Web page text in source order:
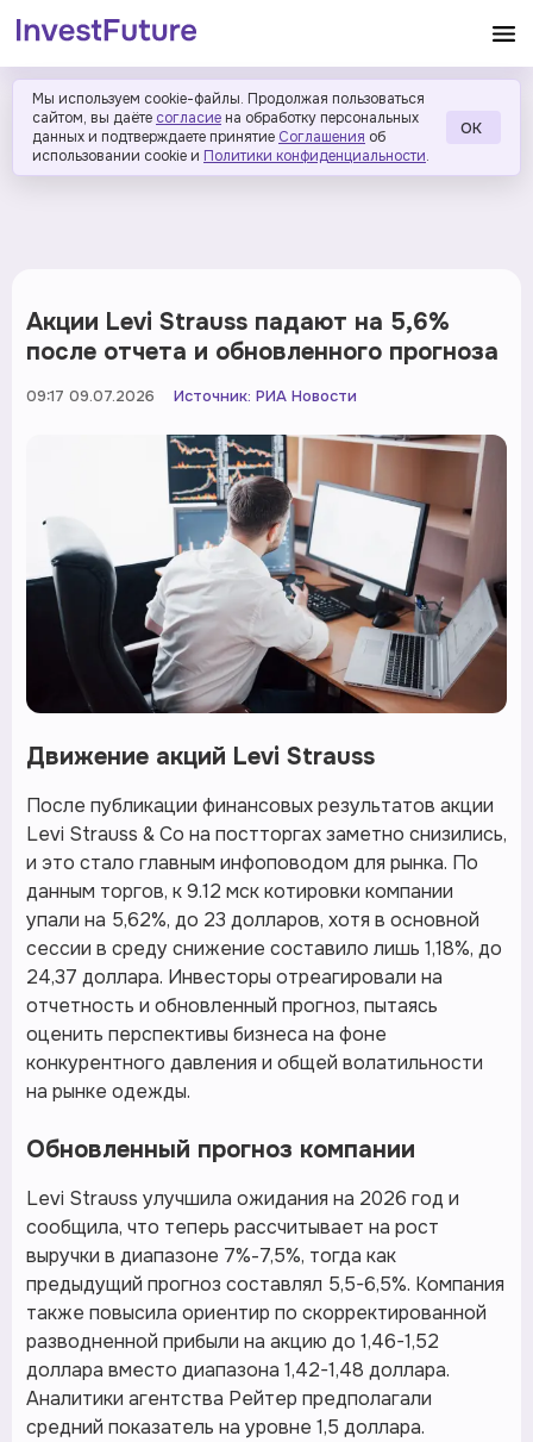
Мы используем cookie-файлы. Продолжая пользоваться
сайтом, вы даёте согласие на обработку персональных
данных и подтверждаете принятие Соглашения об
использовании cookie и Политики конфиденциальности.
ОК
Акции Levi Strauss падают на 5,6%
после отчета и обновленного прогноза
09:17 09.07.2026 Источник: РИА Новости
Движение акций Levi Strauss
После публикации финансовых результатов акции
Levi Strauss & Co на постторгах заметно снизились,
и это стало главным инфоповодом для рынка. По
данным торгов, к 9.12 мск котировки компании
упали на 5,62%, до 23 долларов, хотя в основной
сессии в среду снижение составило лишь 1,18%, до
24,37 доллара. Инвесторы отреагировали на
отчетность и обновленный прогноз, пытаясь
оценить перспективы бизнеса на фоне
конкурентного давления и общей волатильности
на рынке одежды.
Обновленный прогноз компании
Levi Strauss улучшила ожидания на 2026 год и
сообщила, что теперь рассчитывает на рост
выручки в диапазоне 7%-7,5%, тогда как
предыдущий прогноз составлял 5,5-6,5%. Компания
также повысила ориентир по скорректированной
разводненной прибыли на акцию до 1,46-1,52
доллара вместо диапазона 1,42-1,48 доллара.
Аналитики агентства Рейтер предполагали
средний показатель на уровне 1,5 доллара.